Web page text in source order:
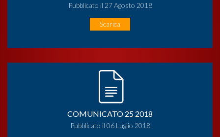
Pubblicato il 27 Agosto 2018
Scarica
COMUNICATO 25 2018
Pubblicato il 06 Luglio 2018